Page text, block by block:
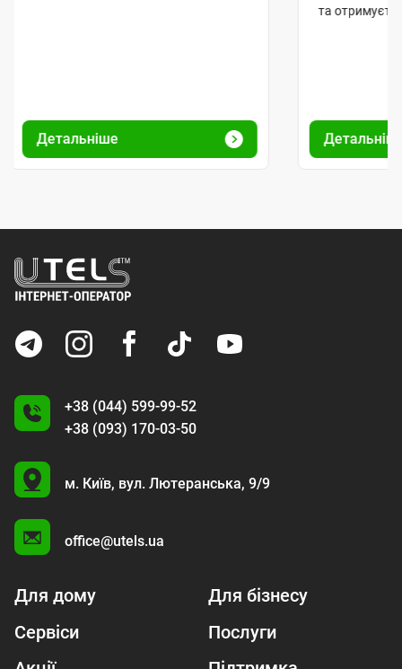
Детальніше
та
+38 (044) 599-99-52
+38 (093) 170-03-50
U
м. Київ, вул. Лютеранська, 9/9
office@utels.ua
Для дому
Для бізнесу
Сервіси
Послуги